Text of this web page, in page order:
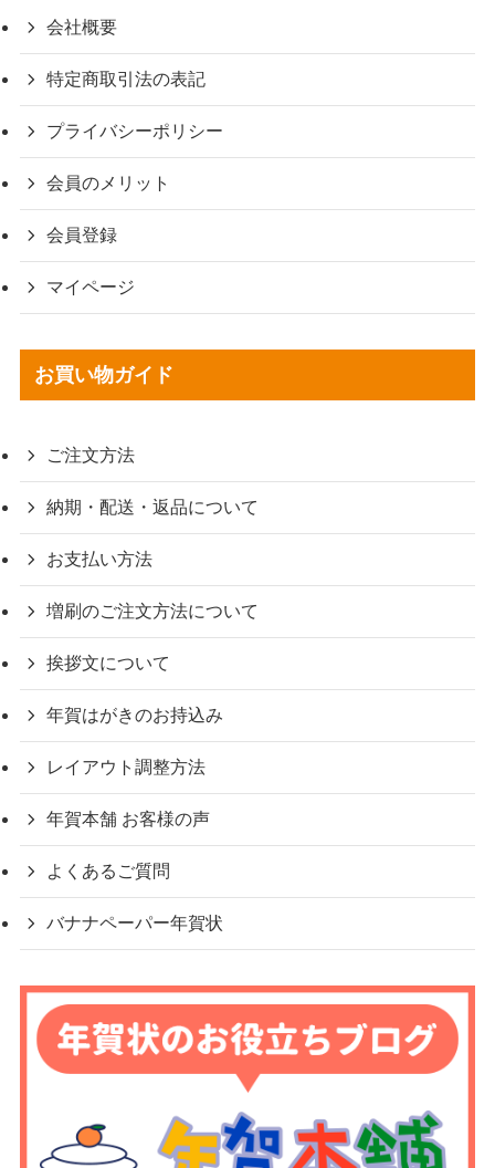
会社概要
特定商取引法の表記
プライバシーポリシー
会員のメリット
会員登録
マイページ
お買い物ガイド
ご注文方法
納期・配送・返品について
お支払い方法
増刷のご注文方法について
挨拶文について
年賀はがきのお持込み
レイアウト調整方法
年賀本舗 お客様の声
よくあるご質問
バナナペーパー年賀状